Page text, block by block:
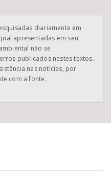
diariamente em
apresentadas em seu
não se
publicados nestes textos.
nas notícias, por
com a fonte.